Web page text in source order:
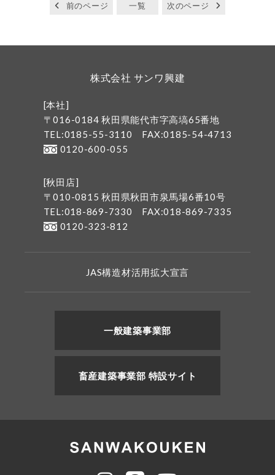
前のページ 一覧 次のページ
株式会社 サンワ興建
[本社]
〒016-0184 秋田県能代市字高塙65番地
TEL:0185-55-3110
FAX:0185-54-4713
0120-600-055
[秋田店]
〒010-0815 秋田県秋田市泉馬場6番10号
TEL:018-869-7330
FAX:018-869-7335
0120-323-812
JAS構造材活用拡大宣言
一般建築事業部
畜産建築事業部 特設サイト